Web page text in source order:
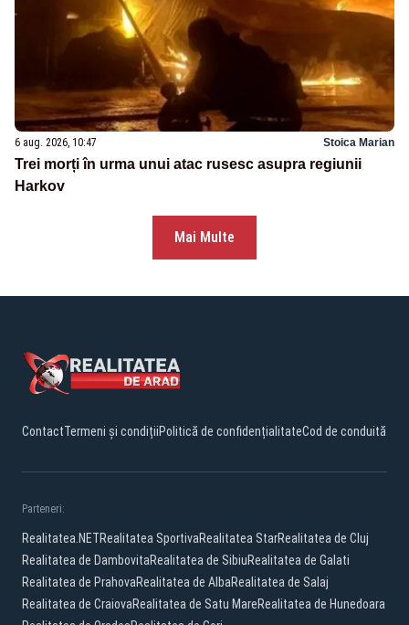
6 aug. 2026, 10:47 Stoica Marian
Trei morți în urma unui atac rusesc asupra regiunii
Harkov
Mai Multe
ContactTermeni și condițiiPolitică de confidențialitateCod de conduită
Parteneri:
Realitatea.NETRealitatea SportivaRealitatea StarRealitatea de Cluj
Realitatea de DambovitaRealitatea de SibiuRealitatea de Galati
Realitatea de PrahovaRealitatea de AlbaRealitatea de Salaj
Realitatea de CraiovaRealitatea de Satu MareRealitatea de Hunedoara